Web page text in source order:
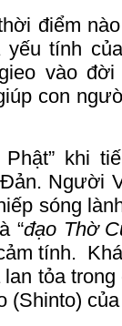
điểm
yếu tính
vào
con
khi
Người
sóng
“đạo Thờ
tính.
lan tỏa
(Shinto)